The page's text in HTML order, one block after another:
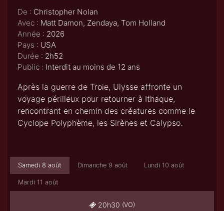
De : Christopher Nolan
Avec : Matt Damon, Zendaya, Tom Holland
Année : 2026
Pays : USA
Durée : 2h52
Public : Interdit au moins de 12 ans
Après la guerre de Troie, Ulysse affronte un
voyage périlleux pour retourner à Ithaque,
rencontrant en chemin des créatures comme le
Cyclope Polyphème, les Sirènes et Calypso.
Samedi 8 août Dimanche 9 août Lundi 10 août
Mardi 11 août
20h30 (VO)